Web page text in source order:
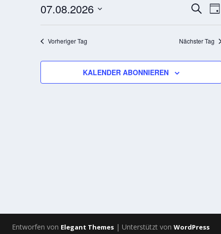
AUGUST
2026
UND
SUCHE
07.08.2026
Vorheriger Tag Nächster Tag
KALENDER ABONNIEREN
Entworfen von Elegant Themes| Unterstützt von WordPress